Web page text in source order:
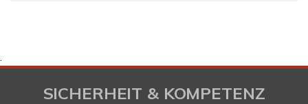
.
SICHERHEIT & KOMPETENZ